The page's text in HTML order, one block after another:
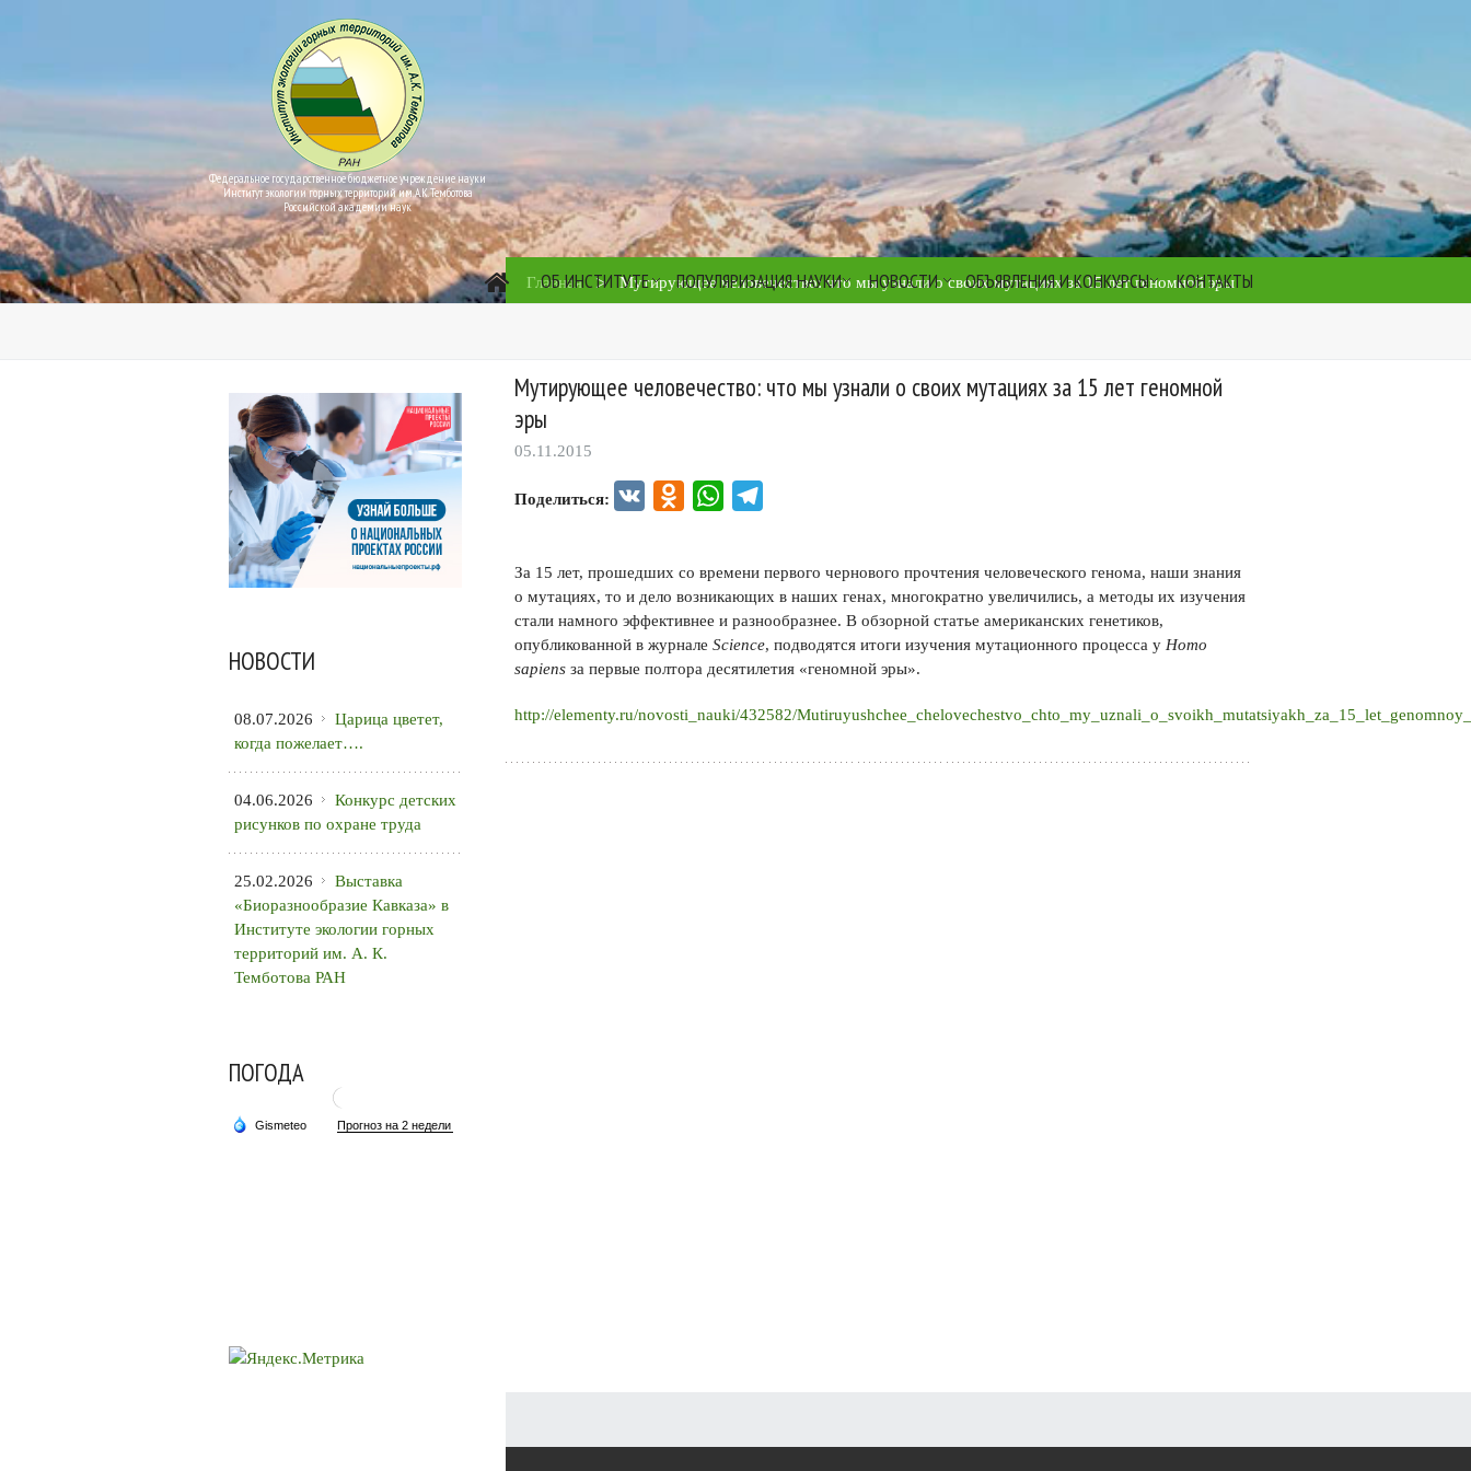
Федеральное государственное бюджетное учреждение науки
Институт экологии горных территорий им. А.К. Темботова
Российской академии наук
ОБ ИНСТИТУТЕ ПОПУЛЯРИЗАЦИЯ НАУКИ НОВОСТИ ОБЪЯВЛЕНИЯ И КОНКУРСЫ КОНТАКТЫ
Главная > Мутирующее человечество: что мы узнали о своих мутациях за 15 лет геномной эры
Мутирующее человечество: что мы узнали о своих мутациях за 15 лет геномной
эры
05.11.2015
Поделиться: VK Odnoklassniki
WhatsApp
За 15 лет, прошедших со времени первого чернового прочтения человеческого генома, наши знания
о мутациях, то и дело возникающих в наших генах, многократно увеличились, а методы их изучения
стали намного эффективнее и разнообразнее. В обзорной статье американских генетиков,
опубликованной в журнале Science, подводятся итоги изучения мутационного процесса у Homo
sapiens за первые полтора десятилетия «геномной эры».
http://elementy.ru/novosti_nauki/432582/
НОВОСТИ
08.07.2026
Царица цветет,
когда пожелает….
04.06.2026
Конкурс детских
рисунков по охране труда
25.02.2026
Выставка
«Биоразнообразие Кавказа» в
Институте экологии горных
территорий им. А. К.
Темботова РАН
ПОГОДА